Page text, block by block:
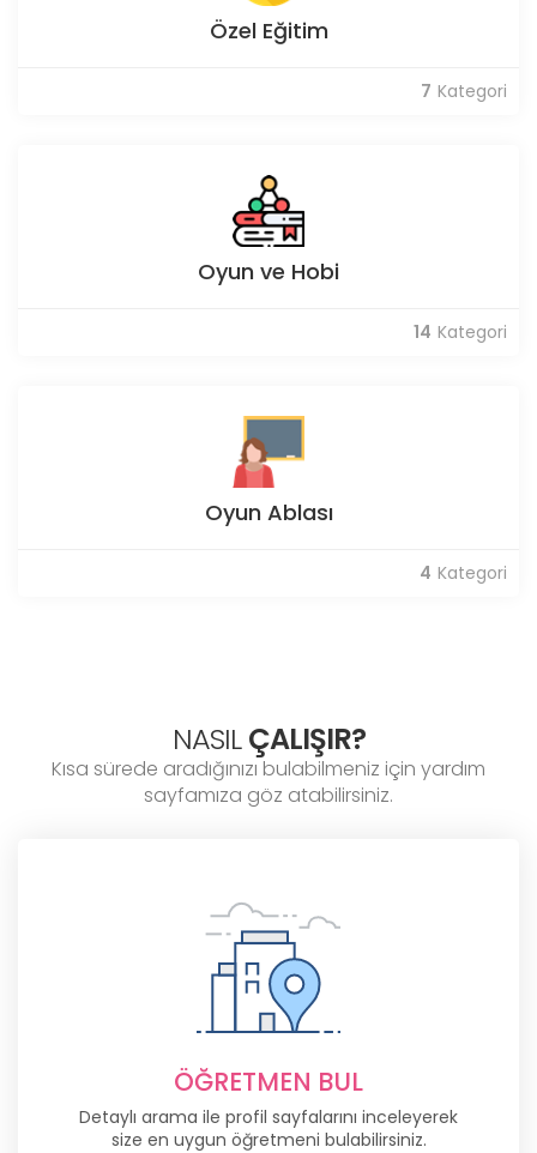
Özel Eğitim
7 Kategori
Oyun ve Hobi
14 Kategori
Oyun Ablası
4 Kategori
NASILÇALIŞIR?
Kısa sürede aradığınızı bulabilmeniz için yardım
sayfamıza göz atabilirsiniz.
ÖĞRETMEN BUL
Detaylı arama ile profil sayfalarını inceleyerek
size en uygun öğretmeni bulabilirsiniz.